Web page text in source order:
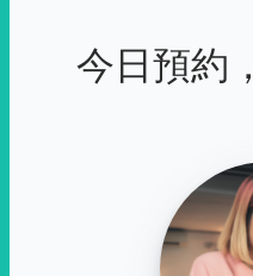
今日預約